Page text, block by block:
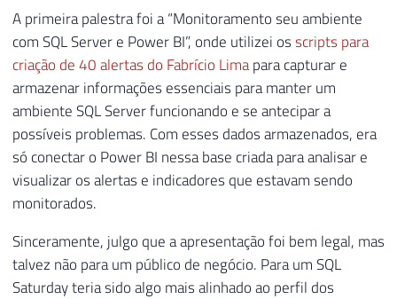
A primeira palestra foi a “Monitoramento seu ambiente
com SQL Server e Power BI”, onde utilizei osscripts para
criação de 40 alertas do Fabrício Limapara capturar e
armazenar informações essenciais para manter um
ambiente SQL Server funcionando e se antecipar a
possíveis problemas. Com esses dados armazenados, era
só conectar o Power BI nessa base criada para analisar e
visualizar os alertas e indicadores que estavam sendo
monitorados.
Sinceramente, julgo que a apresentação foi bem legal, mas
talvez não para um público de negócio. Para um SQL
Saturday teria sido algo mais alinhado ao perfil dos